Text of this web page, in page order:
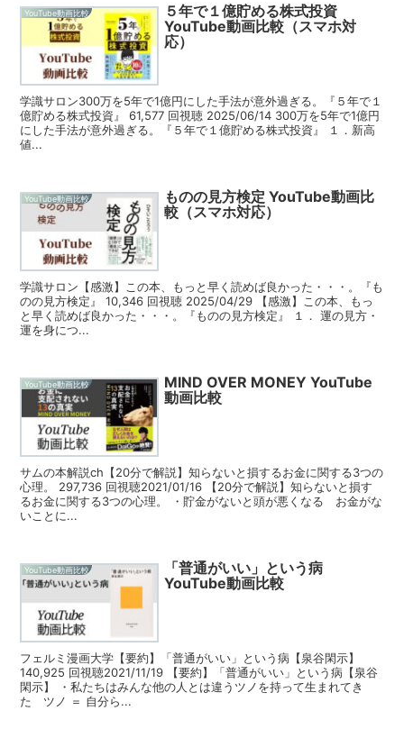
YouTube動画比較
５年で１億貯める株式投資
YouTube動画比較（スマホ対
応）
学識サロン300万を5年で1億円にした手法が意外過ぎる。『５年で１
億貯める株式投資』 61,577 回視聴 2025/06/14 300万を5年で1億円
にした手法が意外過ぎる。『５年で１億貯める株式投資』 １．新高
値...
YouTube動画比較
ものの見方検定 YouTube動画比
較（スマホ対応）
学識サロン【感激】この本、もっと早く読めば良かった・・・。『も
のの見方検定』 10,346 回視聴 2025/04/29 【感激】この本、もっ
と早く読めば良かった・・・。『ものの見方検定』 １． 運の見方・
運を身につ...
YouTube動画比較
MIND OVER MONEY YouTube
動画比較
サムの本解説ch【20分で解説】知らないと損するお金に関する3つの
心理。 297,736 回視聴2021/01/16 【20分で解説】知らないと損す
るお金に関する3つの心理。 ・貯金がないと頭が悪くなる お金がな
いことに...
YouTube動画比較
「普通がいい」という病
YouTube動画比較
フェルミ漫画大学【要約】「普通がいい」という病【泉谷閑示】
140,925 回視聴2021/11/19 【要約】「普通がいい」という病【泉谷
閑示】 ・私たちはみんな他の人とは違うツノを持って生まれてき
た ツノ ＝ 自分ら...